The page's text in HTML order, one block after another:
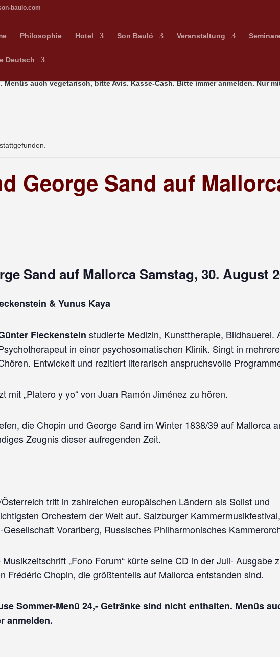
baulo.com
Philosophie Hotel Son Bauló Veranstaltung
Deutsch
auch vegetarisch, bitte Avis. Kasse-Cash. Bitte immer anmelden. Nur
George Sand auf
Sand auf Mallorca Samstag, 30. August
& Yunus Kaya
Fleckenstein studierte Medizin, Kunsttherapie, Bildhauerei.
in einer psychosomatischen Klinik. Singt in
Entwickelt und rezitiert literarisch anspruchsvolle
mit „Platero y yo“ von Juan Ramón Jiménez zu hören.
die Chopin und George Sand im Winter 1838/39 auf Mallorca
Zeugnis dieser aufregenden Zeit.
tritt in zahlreichen europäischen Ländern als Solist und
Orchestern der Welt auf. Salzburger Kammermusikfestival,
Vorarlberg, Russisches Philharmonisches
„Fono Forum“ kürte seine CD in der Juli- Ausgabe
Frédéric Chopin, die größtenteils auf Mallorca entstanden sind.
Sommer-Menü 24,- Getränke sind nicht enthalten. Menüs
anmelden.